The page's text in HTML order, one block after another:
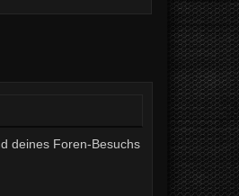
deines Foren-Besuchs